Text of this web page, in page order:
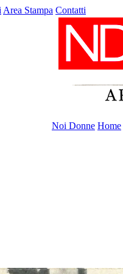
Area Stampa Contatti
Noi Donne Home